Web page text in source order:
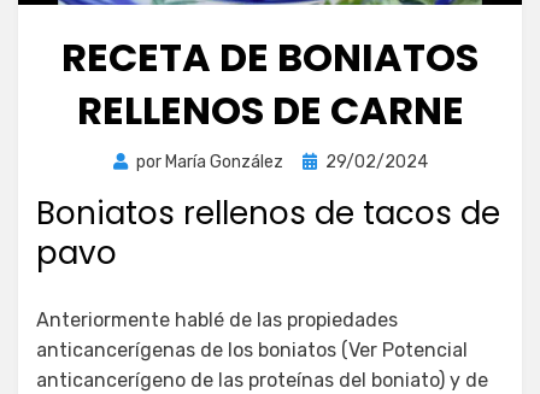
RECETA DE BONIATOS
RELLENOS DE CARNE
por María González
Publicada
29/02/2024
Boniatos rellenos de tacos de
pavo
Anteriormente hablé de las propiedades
anticancerígenas de los boniatos (Ver Potencial
anticancerígeno de las proteínas del boniato) y de